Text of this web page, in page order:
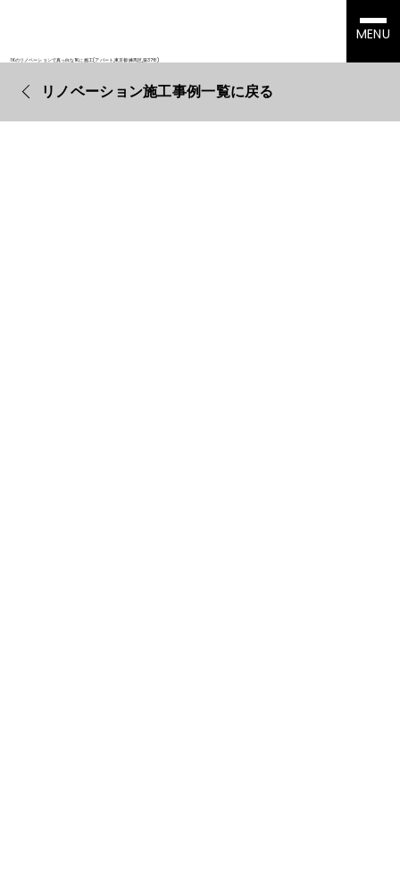
MENU
1Kのリノベーションで真っ白な1Kに施工(アパート,東京都練馬区,築37年)
リノベーション施工事例一覧に戻る